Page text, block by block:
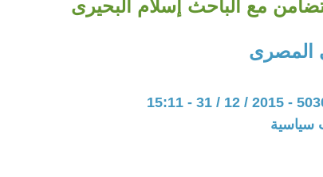
مع الباحث إسلام البحيرى
المصرى
سياسية